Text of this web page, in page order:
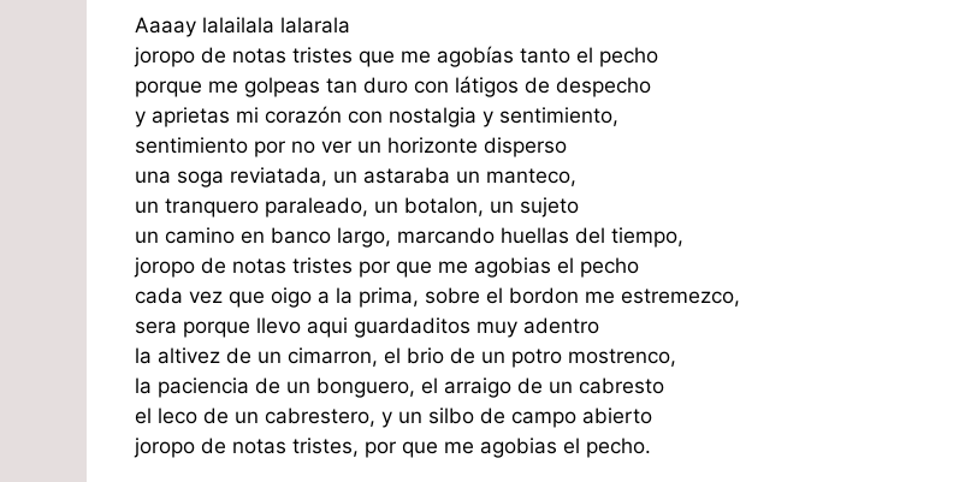
Aaaay lalailala lalarala
joropo de notas tristes que me agobías tanto el pecho
porque me golpeas tan duro con látigos de despecho
y aprietas mi corazón con nostalgia y sentimiento,
sentimiento por no ver un horizonte disperso
una soga reviatada, un astaraba un manteco,
un tranquero paraleado, un botalon, un sujeto
un camino en banco largo, marcando huellas del tiempo,
joropo de notas tristes por que me agobias el pecho
cada vez que oigo a la prima, sobre el bordon me estremezco,
sera porque llevo aqui guardaditos muy adentro
la altivez de un cimarron, el brio de un potro mostrenco,
la paciencia de un bonguero, el arraigo de un cabresto
el leco de un cabrestero, y un silbo de campo abierto
joropo de notas tristes, por que me agobias el pecho.